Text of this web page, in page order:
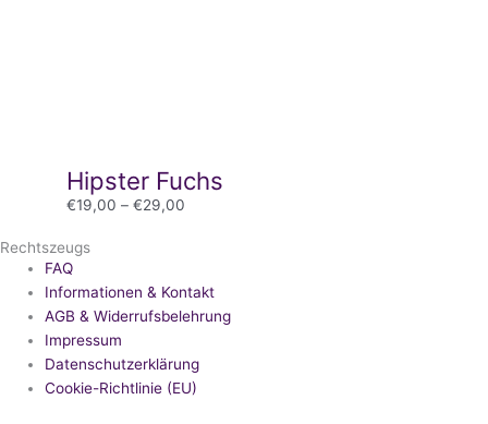
Hipster Fuchs
€19,00 –€29,00
Rechtszeugs
FAQ
Informationen & Kontakt
AGB & Widerrufsbelehrung
Impressum
Datenschutzerklärung
Cookie-Richtlinie (EU)